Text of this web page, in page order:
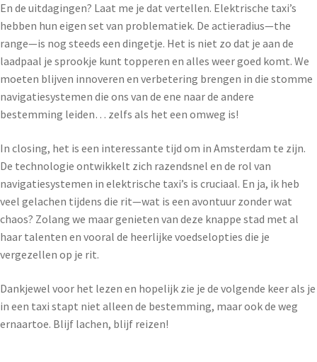
En de uitdagingen? Laat me je dat vertellen. Elektrische taxi’s
hebben hun eigen set van problematiek. De actieradius—the
range—is nog steeds een dingetje. Het is niet zo dat je aan de
laadpaal je sprookje kunt topperen en alles weer goed komt. We
moeten blijven innoveren en verbetering brengen in die stomme
navigatiesystemen die ons van de ene naar de andere
bestemming leiden… zelfs als het een omweg is!
In closing, het is een interessante tijd om in Amsterdam te zijn.
De technologie ontwikkelt zich razendsnel en de rol van
navigatiesystemen in elektrische taxi’s is cruciaal. En ja, ik heb
veel gelachen tijdens die rit—wat is een avontuur zonder wat
chaos? Zolang we maar genieten van deze knappe stad met al
haar talenten en vooral de heerlijke voedselopties die je
vergezellen op je rit.
Dankjewel voor het lezen en hopelijk zie je de volgende keer als je
in een taxi stapt niet alleen de bestemming, maar ook de weg
ernaartoe. Blijf lachen, blijf reizen!